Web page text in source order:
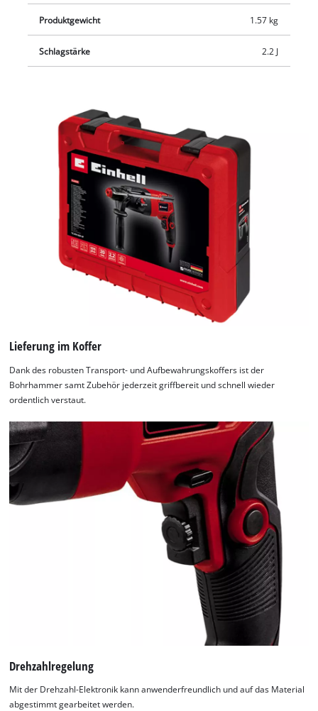
Aufbewahrungskoffer E-Box.
Produktgewicht 1.57 kg
Schlagstärke 2.2 J
Lieferung im Koffer
Dank des robusten Transport- und Aufbewahrungskoffers ist der
Bohrhammer samt Zubehör jederzeit griffbereit und schnell wieder
ordentlich verstaut.
Drehzahlregelung
Mit der Drehzahl-Elektronik kann anwenderfreundlich und auf das Material
abgestimmt gearbeitet werden.